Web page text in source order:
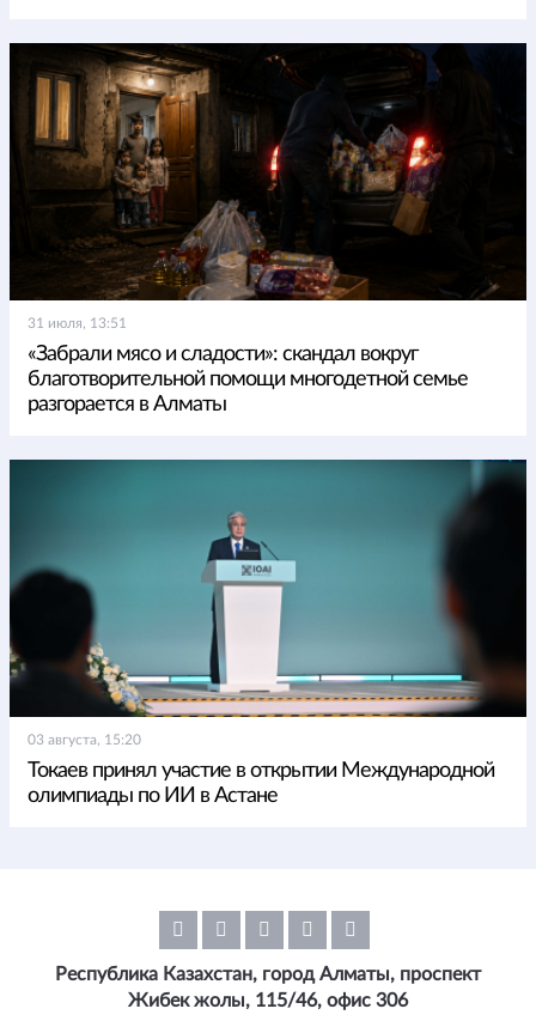
31 июля, 13:51
«Забрали мясо и сладости»: скандал вокруг
благотворительной помощи многодетной семье
разгорается в Алматы
03 августа, 15:20
Токаев принял участие в открытии Международной
олимпиады по ИИ в Астане
Республика Казахстан, город Алматы, проспект
Жибек жолы, 115/46, офис 306